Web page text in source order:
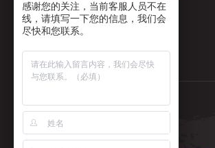
全国统一服务电话
感谢您的关注，当前客服人员不在
线，请填写一下您的信息，我们会
尽快和您联系。